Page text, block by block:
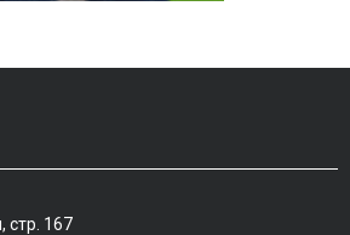
стр. 167